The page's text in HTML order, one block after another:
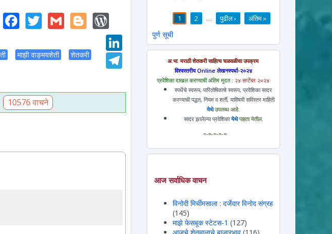
माझी वाङ्मयशेती शेतकरी
WhatsApp
Facebook
Twitter
GmailBloggerWordPress
LinkedIn
Telegram
10576 वाचने
1 2 … पुढील › अंतिम »
पुर्ण सूची
अ.भा. मराठी शेतकरी साहित्य चळवळीचा उपक्रम
विश्वस्तरीय Online लेखनस्पर्धा-२०२४
प्रवेशिका दाखल करण्याची अंतिम मुदत : २४ सप्टेंबर २०२४
स्पर्धेचे स्वरूप, पारितोषिकाचे स्वरूप, प्रवेशिका सादर
करण्याची पद्धत, नियम व शर्ती, याविषयी सविस्तर माहिती
येथेउपलब्ध आहे.
सादर झालेल्या प्रवेशिकायेथेपाहता येतील.
=-=-=-=-=
आज सर्वाधिक वाचन
विनोदी मिर्चीमसाला : दर्जेदार विनोद संग्रह
(145)
माझे फेसबूक स्टेटस-1 (127)